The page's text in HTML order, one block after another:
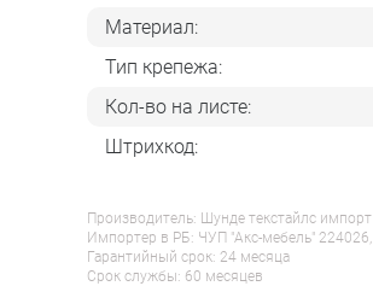
Материал:
Тип крепежа:
Кол-во на листе:
Штрихкод:
Производитель: Шунде текстайлс
Импортер в РБ: ЧУП "Акс-мебель"
Гарантийный срок: 24 месяца
Срок службы: 60 месяцев